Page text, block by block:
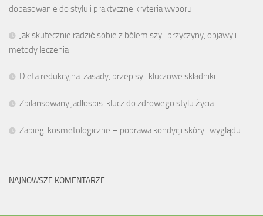
dopasowanie do stylu i praktyczne kryteria wyboru
Jak skutecznie radzić sobie z bólem szyi: przyczyny, objawy i
metody leczenia
Dieta redukcyjna: zasady, przepisy i kluczowe składniki
Zbilansowany jadłospis: klucz do zdrowego stylu życia
Zabiegi kosmetologiczne – poprawa kondycji skóry i wyglądu
NAJNOWSZE KOMENTARZE